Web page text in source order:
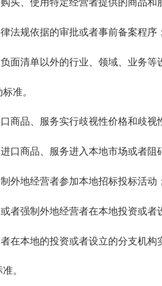
买、使用特定经营者提供的商品和
法规依据的审批或者事前备案程序
面清单以外的行业、领域、业务等
准。
商品、服务实行歧视性价格和歧视
口商品、服务进入本地市场或者
外地经营者参加本地招标投标活动
者强制外地经营者在本地投资或者
在本地的投资或者设立的分支机
。